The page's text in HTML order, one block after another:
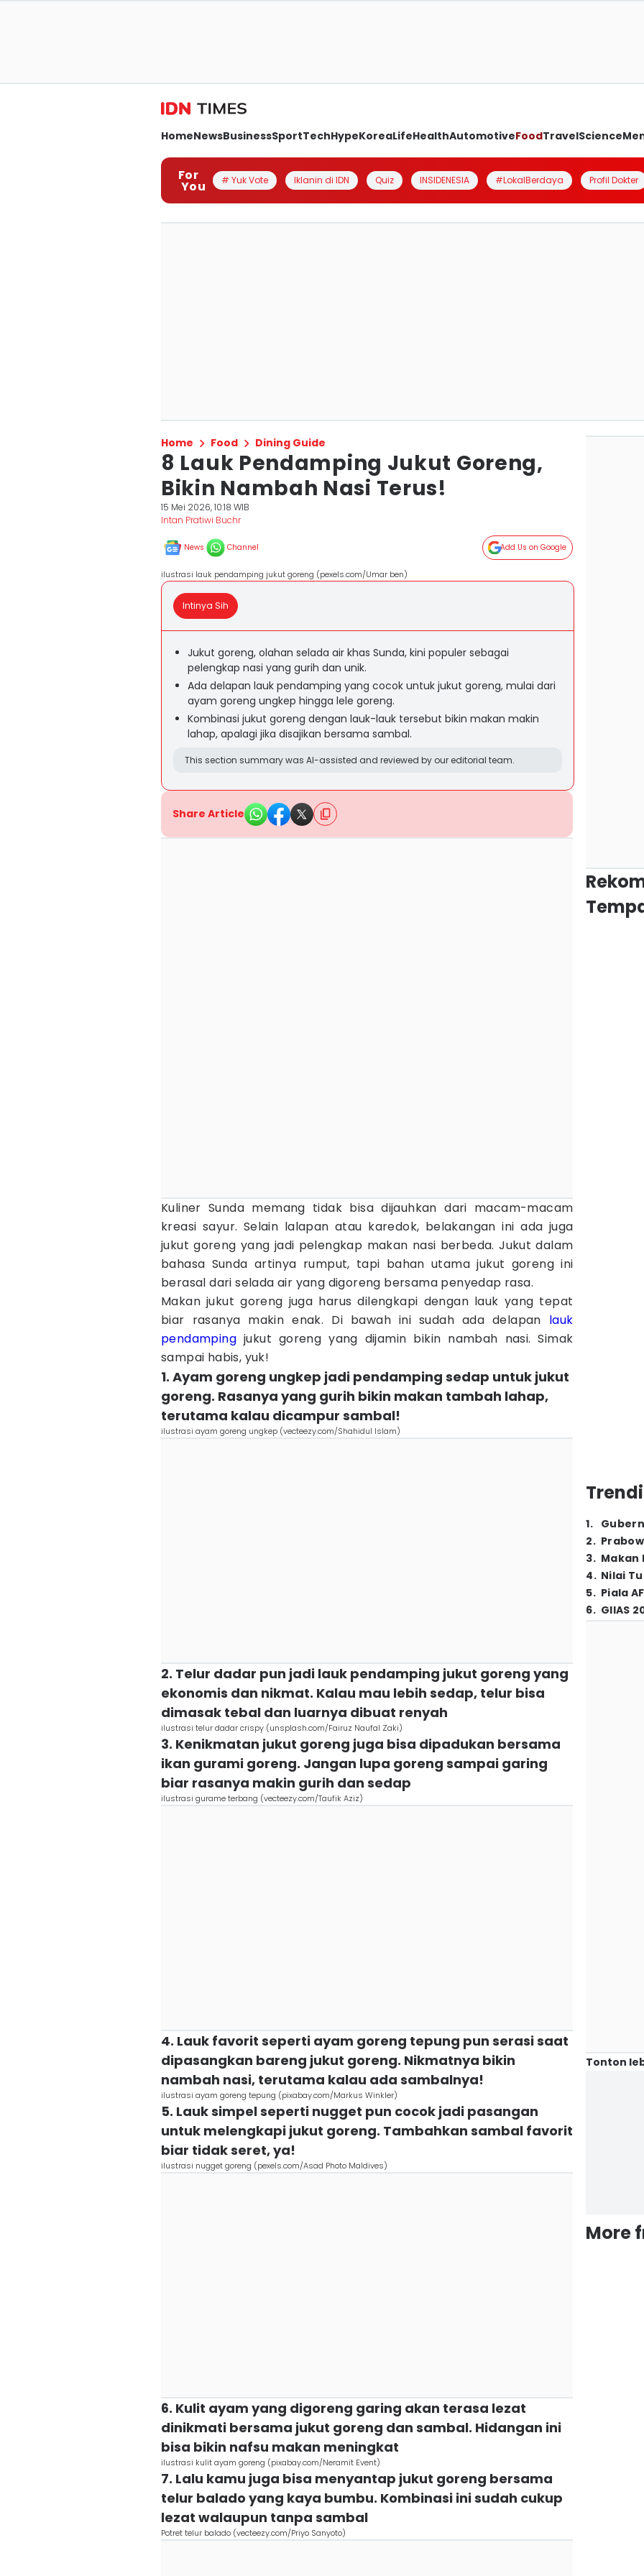
HomeNewsBusinessSportTechHypeKoreaLifeHealthAutomotiveFoodTravelScience
For
You # Yuk Vote Iklanin di IDN Quiz INSIDENESIA #LokalBerdaya Profil Dokter
Home Food Dining Guide
8 Lauk Pendamping Jukut Goreng,
Bikin Nambah Nasi Terus!
15 Mei 2026, 10:18 WIB
Intan Pratiwi Buchr
News Channel Add Us on Google
ilustrasi lauk pendamping jukut goreng (pexels.com/Umar ben)
Intinya Sih
Jukut goreng, olahan selada air khas Sunda, kini populer sebagai
pelengkap nasi yang gurih dan unik.
Ada delapan lauk pendamping yang cocok untuk jukut goreng, mulai dari
ayam goreng ungkep hingga lele goreng.
Kombinasi jukut goreng dengan lauk-lauk tersebut bikin makan makin
lahap, apalagi jika disajikan bersama sambal.
This section summary was AI-assisted and reviewed by our editorial team.
Share Article
Kuliner Sunda memang tidak bisa dijauhkan dari macam-macam
kreasi sayur. Selain lalapan atau karedok, belakangan ini ada juga
jukut goreng yang jadi pelengkap makan nasi berbeda. Jukut dalam
bahasa Sunda artinya rumput, tapi bahan utama jukut goreng ini
berasal dari selada air yang digoreng bersama penyedap rasa.
Makan jukut goreng juga harus dilengkapi dengan lauk yang tepat
biar rasanya makin enak. Di bawah ini sudah ada delapan lauk
pendamping jukut goreng yang dijamin bikin nambah nasi. Simak
sampai habis, yuk!
1. Ayam goreng ungkep jadi pendamping sedap untuk jukut
goreng. Rasanya yang gurih bikin makan tambah lahap,
terutama kalau dicampur sambal!
ilustrasi ayam goreng ungkep (vecteezy.com/Shahidul Islam)
2. Telur dadar pun jadi lauk pendamping jukut goreng yang
ekonomis dan nikmat. Kalau mau lebih sedap, telur bisa
dimasak tebal dan luarnya dibuat renyah
ilustrasi telur dadar crispy (unsplash.com/Fairuz Naufal Zaki)
3. Kenikmatan jukut goreng juga bisa dipadukan bersama
ikan gurami goreng. Jangan lupa goreng sampai garing
biar rasanya makin gurih dan sedap
ilustrasi gurame terbang (vecteezy.com/Taufik Aziz)
4. Lauk favorit seperti ayam goreng tepung pun serasi saat
dipasangkan bareng jukut goreng. Nikmatnya bikin
nambah nasi, terutama kalau ada sambalnya!
ilustrasi ayam goreng tepung (pixabay.com/Markus Winkler)
5. Lauk simpel seperti nugget pun cocok jadi pasangan
untuk melengkapi jukut goreng. Tambahkan sambal favorit
biar tidak seret, ya!
ilustrasi nugget goreng (pexels.com/Asad Photo Maldives)
6. Kulit ayam yang digoreng garing akan terasa lezat
dinikmati bersama jukut goreng dan sambal. Hidangan ini
bisa bikin nafsu makan meningkat
ilustrasi kulit ayam goreng (pixabay.com/Neramit Event)
7. Lalu kamu juga bisa menyantap jukut goreng bersama
telur balado yang kaya bumbu. Kombinasi ini sudah cukup
lezat walaupun tanpa sambal
Potret telur balado (vecteezy.com/Priyo Sanyoto)
1.
2.
3. Makan
4. Nilai
5. Piala
6. GIIAS
Tonton
More